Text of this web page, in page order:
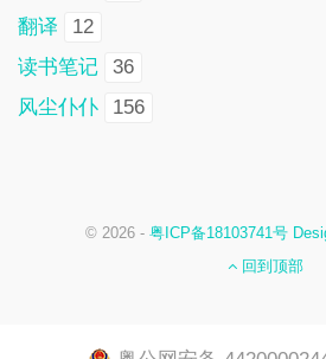
翻译
12
读书笔记
36
风尘仆仆
156
© 2026 - 粤ICP备18103741号
回到顶部